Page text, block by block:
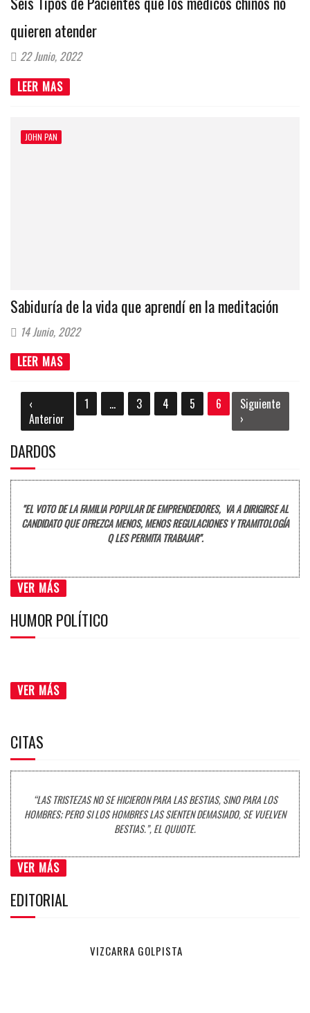
quieren atender
22 Junio, 2022
LEER MAS
JOHN PAN
Sabiduría de la vida que aprendí en la meditación
14 Junio, 2022
LEER MAS
‹
Anterior
1 ... 3 4 5 6
Siguiente
›
DARDOS
"EL VOTO DE LA FAMILIA POPULAR DE EMPRENDEDORES, VA A DIRIGIRSE AL
CANDIDATO QUE OFREZCA MENOS, MENOS REGULACIONES Y TRAMITOLOGÍA
Q LES PERMITA TRABAJAR".
VER MÁS
HUMOR POLÍTICO
VER MÁS
CITAS
“LAS TRISTEZAS NO SE HICIERON PARA LAS BESTIAS, SINO PARA LOS
HOMBRES; PERO SI LOS HOMBRES LAS SIENTEN DEMASIADO, SE VUELVEN
BESTIAS.”, EL QUIJOTE.
VER MÁS
EDITORIAL
VIZCARRA GOLPISTA